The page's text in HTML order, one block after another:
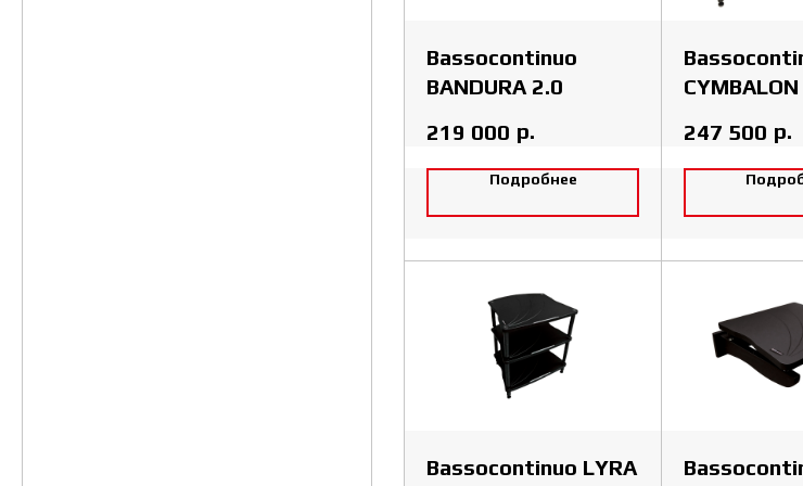
Bassocontinuo
BANDURA 2.0
219 000 р.
Подробнее
247 500 р.
Bassocontinuo LYRA